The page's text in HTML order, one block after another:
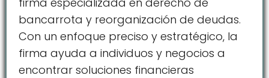
bancarrota y reorganización de deudas.
Con un enfoque preciso y estratégico, la
firma ayuda a individuos y negocios a
encontrar soluciones financieras